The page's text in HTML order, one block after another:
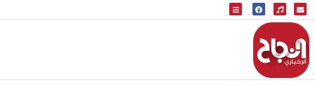
البث المباشر
إذاعة النجاح